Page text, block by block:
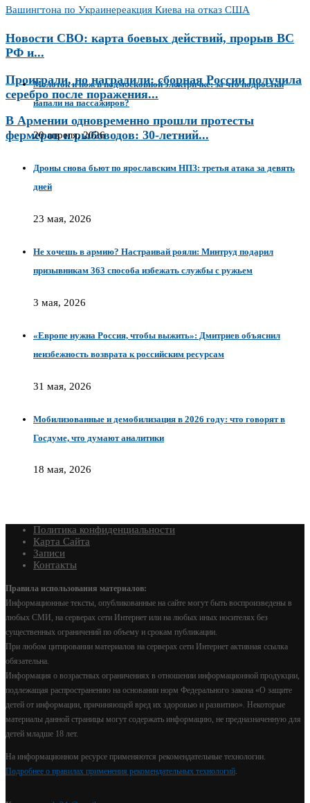
Вашингтона по Украинереакция Киева на отказ США
Новости СВО: карта боевых действий, прорыв ВС
РФ и...
Проиграли, но наградили: сборная России получила
серебро после поражения...
В Армении одновременно прошли протесты
фермеров и рыбоводов: 30-летний...
Молоток и нож в подмосковной электричке: за что подростки
напали на пассажиров?
20 апреля, 2026
Дроны снова бьют по ярославским НПЗ: третья атака за девять
дней
23 мая, 2026
Не хочешь в армию? Настраивай рояли: Минтруд подарил
призывникам 363 способа избежать службы с ружьем
3 мая, 2026
«Европе нужна Россия, чтобы выжить»: Дмитриев объяснил
неизбежность возврата к российским ресурсам
31 мая, 2026
Мобилизованные и демобилизация в 2026 году: что говорят в
Госдуме, что думают аналитики
18 мая, 2026
Политика конфиденциальности
Карта Сайта
Записи
Контакты
Правила использования материалов:
Информационные тексты, опубликованные на сайте могут быть воспроизведены в
любых СМИ, на серверах сети Интернет или на любых иных носителях без
существенных ограничений по объему и срокам публикации.
При любом цитировании материалов на серверах сети Интернет активная ссылка
обязательна.
Информация о возрастных ограничениях в отношении информационной продукции,
подлежащая распространению на основании норм Федерального закона «О защите
детей от информации, причиняющей вред их здоровью и развитию». Некоторые
материалы данной страницы могут содержать информацию, не предназначенную для
детей младше 18 лет.
На информационном ресурсе применяются рекомендательные технологии.
Подробнее о правилах применения рекомендательных технологий.